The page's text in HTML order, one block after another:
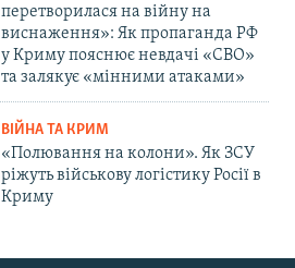
перетворилася на війну на
виснаження»: Як пропаганда РФ
у Криму пояснює невдачі «СВО»
та залякує «мінними атаками»
ВІЙНА ТА КРИМ
«Полювання на колони». Як ЗСУ
ріжуть військову логістику Росії в
Криму